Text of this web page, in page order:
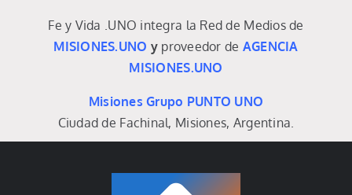
Fe y Vida .UNO integra la Red de Medios de
MISIONES.UNO y proveedor de AGENCIA
MISIONES.UNO
Misiones Grupo PUNTO UNO
Ciudad de Fachinal, Misiones, Argentina.